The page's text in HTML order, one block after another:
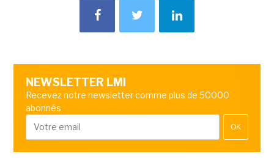
NEWSLETTER LMI
Recevez notre newsletter comme plus de 50000
abonnés
OK